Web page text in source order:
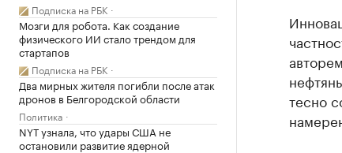
Подписка на РБК
Мозги для робота. Как создание
физического ИИ стало трендом для
стартапов
Подписка на РБК
Два мирных жителя погибли после атак
дронов в Белгородской области
Политика
NYT узнала, что удары США не
остановили развитие ядерной
тесно